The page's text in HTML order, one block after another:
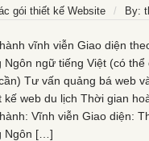
gói thiết kế Website / By:
vĩnh viễn Giao diện
Ngôn ngữ tiếng Việt (có
Tư vấn quảng bá web
kế web du lịch Thời gian
Vĩnh viễn Giao diện:
Ngôn […]